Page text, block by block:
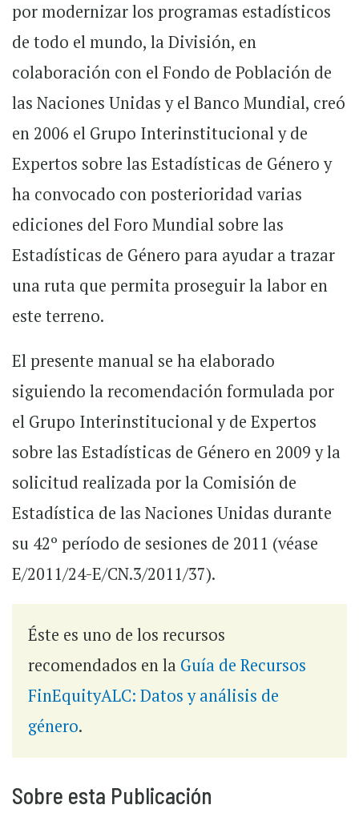
por modernizar los programas estadísticos
de todo el mundo, la División, en
colaboración con el Fondo de Población de
las Naciones Unidas y el Banco Mundial, creó
en 2006 el Grupo Interinstitucional y de
Expertos sobre las Estadísticas de Género y
ha convocado con posterioridad varias
ediciones del Foro Mundial sobre las
Estadísticas de Género para ayudar a trazar
una ruta que permita proseguir la labor en
este terreno.
El presente manual se ha elaborado
siguiendo la recomendación formulada por
el Grupo Interinstitucional y de Expertos
sobre las Estadísticas de Género en 2009 y la
solicitud realizada por la Comisión de
Estadística de las Naciones Unidas durante
su 42º período de sesiones de 2011 (véase
E/2011/24-E/CN.3/2011/37).
Éste es uno de los recursos
recomendados en la Guía de Recursos
FinEquityALC: Datos y análisis de
género.
Sobre esta Publicación